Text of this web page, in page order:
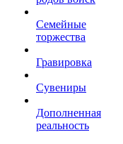
Семейные
торжества
Гравировка
Сувениры
Дополненная
реальность